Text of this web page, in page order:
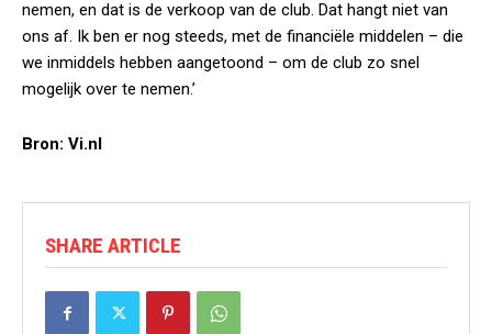
nemen, en dat is de verkoop van de club. Dat hangt niet van
ons af. Ik ben er nog steeds, met de financiële middelen – die
we inmiddels hebben aangetoond – om de club zo snel
mogelijk over te nemen.’
Bron: Vi.nl
SHARE ARTICLE